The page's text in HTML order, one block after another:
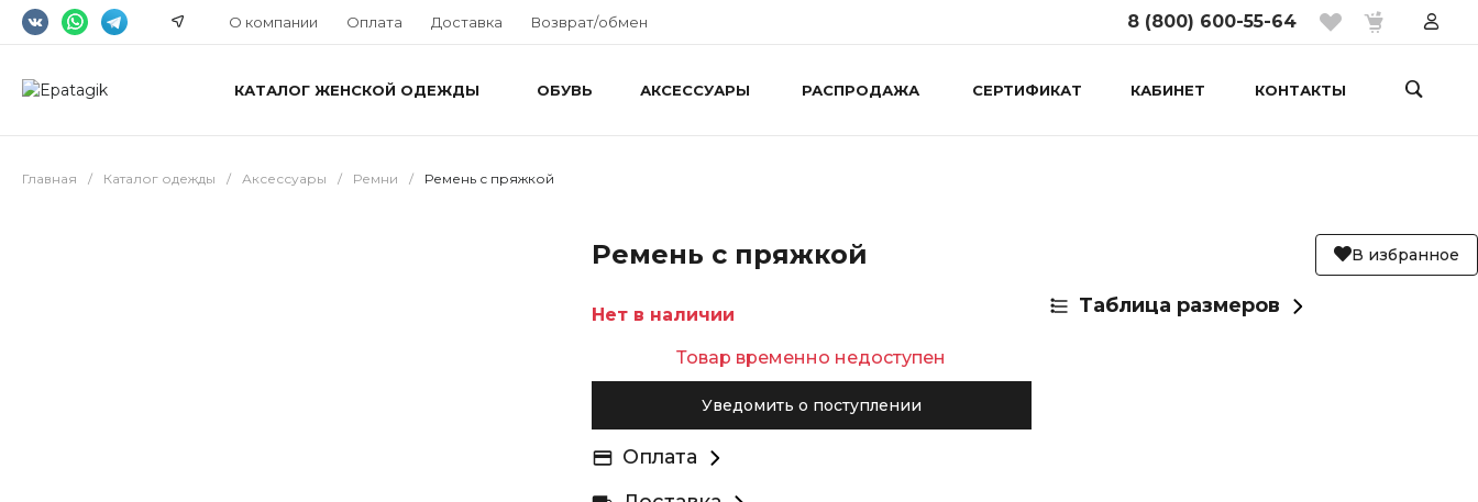
О компании Оплата Доставка Возврат/обмен 8 (800) 600-55-64
КАТАЛОГ ЖЕНСКОЙ ОДЕЖДЫ ОБУВЬ АКСЕССУАРЫ РАСПРОДАЖА СЕРТИФИКАТ КАБИНЕТ КОНТАКТЫ
Главная / Каталог одежды / Аксессуары / Ремни / Ремень с пряжкой
Ремень с пряжкой В избранное
Нет в наличии
Товар временно недоступен
Уведомить о поступлении
Таблица размеров
Оплата